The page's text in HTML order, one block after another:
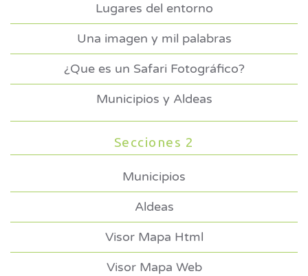
Lugares del entorno
Una imagen y mil palabras
¿Que es un Safari Fotográfico?
Municipios y Aldeas
Secciones 2
Municipios
Aldeas
Visor Mapa Html
Visor Mapa Web